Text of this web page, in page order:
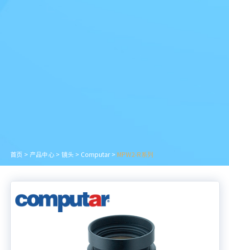
首页 > 产品中心 > 镜头 > Computar > MPW2-R系列